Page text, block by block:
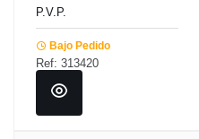
P.V.P.
Bajo Pedido
Ref: 313420